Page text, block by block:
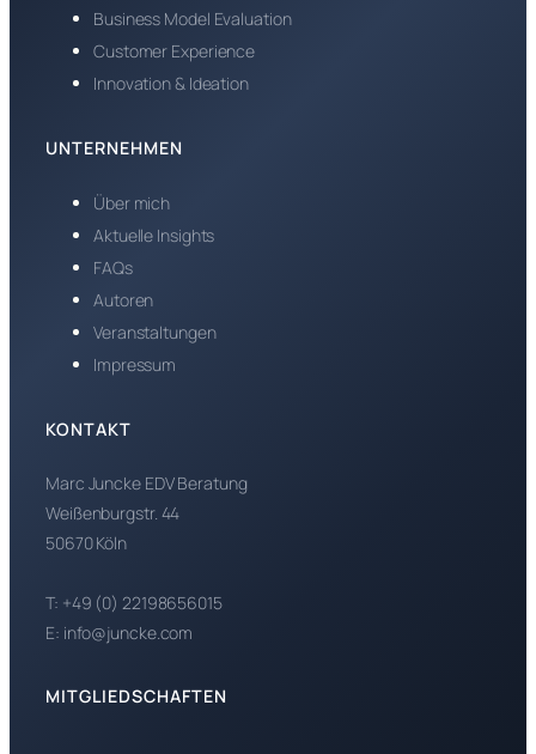
Business Model Evaluation
Customer Experience
Innovation & Ideation
UNTERNEHMEN
Über mich
Aktuelle Insights
FAQs
Autoren
Veranstaltungen
Impressum
KONTAKT
Marc Juncke EDV Beratung
Weißenburgstr. 44
50670 Köln
T: +49 (0) 22198656015
E: info@juncke.com
MITGLIEDSCHAFTEN